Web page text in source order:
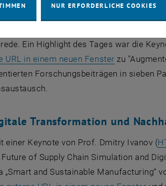
Leonore Gewessler, der
Ein Highlight des Tages war die
URL in einem neuen Fenster, öffnet eine
zu
Forschungsbeiträgen in sieben
Transformation und
einer Keynote von Prof. Dmitry Ivanov (
externe URL in einem neuen Fenster
Future of Supply Chain Simulation and
and Sustainable Manufacturing“
NUR ERFORDERLICHE COOKIES